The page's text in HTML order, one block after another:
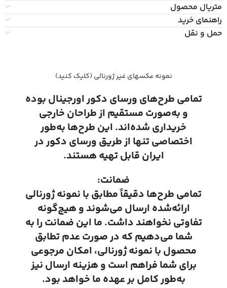
متریال محصول
راهنمای خرید
حمل و نقل
نمونه عکسهای غیر ژورنالی (کلیک کنید)
تمامی طرح‌های ورسای دکور اورجینال بوده
و به‌صورت مستقیم از طراحان خارجی
خریداری شده‌اند. این طرح‌ها به‌طور
اختصاصی تنها از طریق ورسای دکور در
ایران قابل تهیه هستند.
ضمانت:
تمامی طرح‌ها دقیقاً مطابق با نمونه ژورنالی
ارائه‌شده ارسال می‌شوند و هیچ‌گونه
تفاوتی نخواهند داشت. ما این ضمانت را به
شما می‌دهیم که در صورت عدم تطابق
محصول با نمونه ژورنالی، امکان مرجوعی
برای شما فراهم است و هزینه ارسال نیز
به‌طور کامل بر عهده ما خواهد بود.